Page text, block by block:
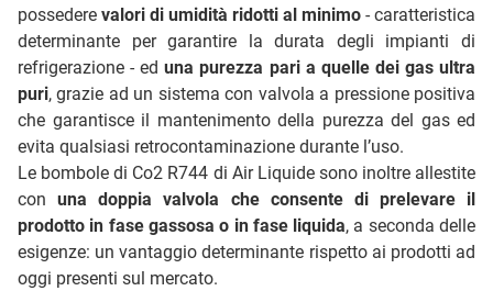
possedere valori di umidità ridotti al minimo - caratteristica
determinante per garantire la durata degli impianti di
refrigerazione - eduna purezza pari a quelle dei gas ultra
puri, grazie ad un sistema con valvola a pressione positiva
che garantisce il mantenimento della purezza del gas ed
evita qualsiasi retrocontaminazione durante l’uso.
Le bombole di Co2 R744 di Air Liquide sono inoltre allestite
conuna doppia valvola che consente di prelevare il
prodotto in fase gassosa o in fase liquida, a seconda delle
esigenze: un vantaggio determinante rispetto ai prodotti ad
oggi presenti sul mercato.